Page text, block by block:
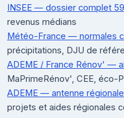
INSEE — dossier complet 59
revenus médians
Météo-France — normales
précipitations, DJU de
ADEME / France Rénov' —
MaPrimeRénov', CEE, éco-
ADEME — antenne
projets et aides régionales